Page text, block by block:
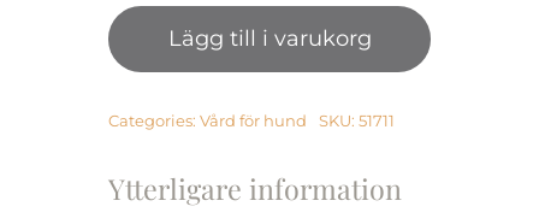
Med
Medicated
Shampoo
Lägg till i varukorg
Categories: Vård för hund SKU: 51711
Ytterligare information